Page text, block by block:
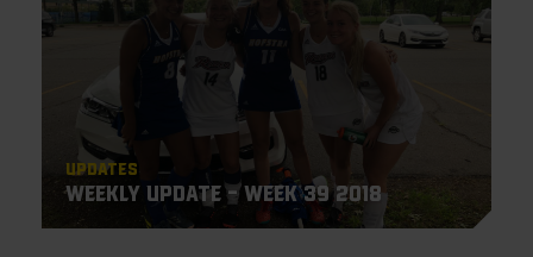
Updates
Weekly Update – Week 39 2018